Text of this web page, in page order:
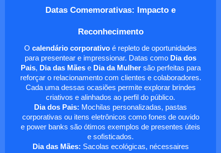
Datas Comemorativas: Impacto e
Reconhecimento
O calendário corporativo é repleto de oportunidades
para presentear e impressionar. Datas como Dia dos
Pais, Dia das Mãese Dia da Mulhersão perfeitas para
reforçar o relacionamento com clientes e colaboradores.
Cada uma dessas ocasiões permite explorar brindes
criativos e alinhados ao perfil do público.
Dia dos Pais: Mochilas personalizadas, pastas
corporativas ou itens eletrônicos como fones de ouvido
e power banks são ótimos exemplos de presentes úteis
e sofisticados.
Dia das Mães: Sacolas ecológicas, nécessaires